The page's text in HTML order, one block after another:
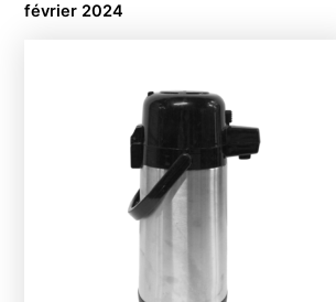
février 2024